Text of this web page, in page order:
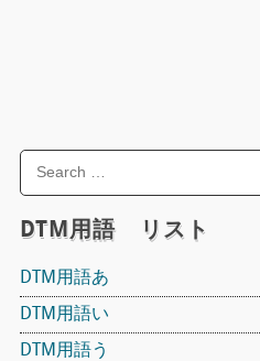
DTM用語 リスト
DTM用語あ
DTM用語い
DTM用語う